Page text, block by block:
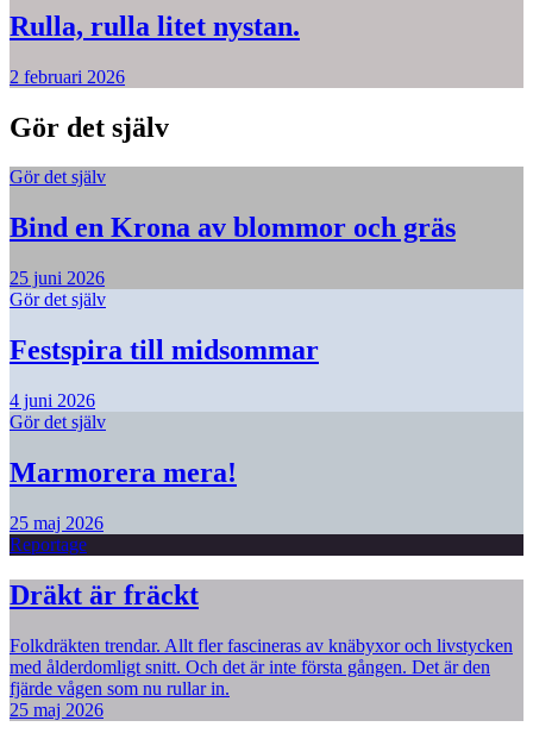
Rulla, rulla litet nystan.
2 februari 2026
Gör det själv
Gör det själv
Bind en Krona av blommor och gräs
25 juni 2026
Gör det själv
Festspira till midsommar
4 juni 2026
Gör det själv
Marmorera mera!
25 maj 2026
Reportage
Dräkt är fräckt
Folkdräkten trendar. Allt fler fascineras av knäbyxor och livstycken
med ålderdomligt snitt. Och det är inte första gången. Det är den
fjärde vågen som nu rullar in.
25 maj 2026